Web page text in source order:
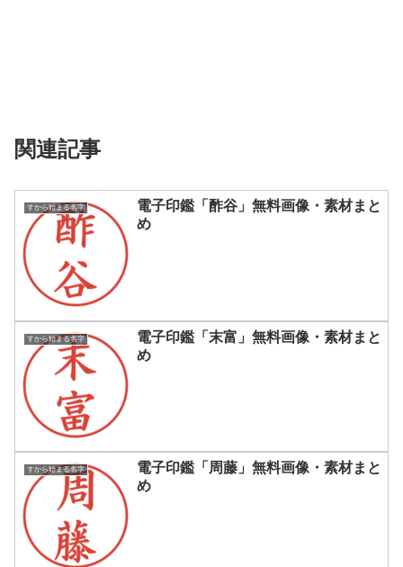
関連記事
すから始まる名字
電子印鑑「酢谷」無料画像・素材まと
め
すから始まる名字
電子印鑑「末富」無料画像・素材まと
め
すから始まる名字
電子印鑑「周藤」無料画像・素材まと
め